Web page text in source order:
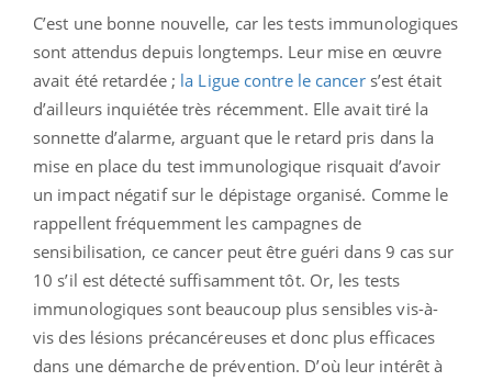
C’est une bonne nouvelle, car les tests immunologiques
sont attendus depuis longtemps. Leur mise en œuvre
avait été retardée ; la Ligue contre le cancer s’est était
d’ailleurs inquiétée très récemment. Elle avait tiré la
sonnette d’alarme, arguant que le retard pris dans la
mise en place du test immunologique risquait d’avoir
un impact négatif sur le dépistage organisé. Comme le
rappellent fréquemment les campagnes de
sensibilisation, ce cancer peut être guéri dans 9 cas sur
10 s’il est détecté suffisamment tôt. Or, les tests
immunologiques sont beaucoup plus sensibles vis-à-
vis des lésions précancéreuses et donc plus efficaces
dans une démarche de prévention. D’où leur intérêt à